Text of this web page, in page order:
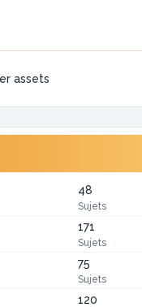
assets
48
Sujets
171
Sujets
75
Sujets
120